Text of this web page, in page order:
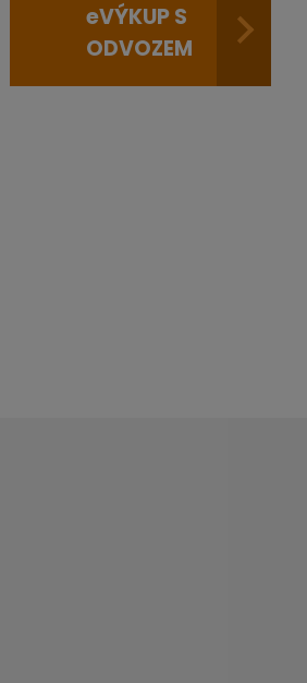
eVÝKUP S
ODVOZEM